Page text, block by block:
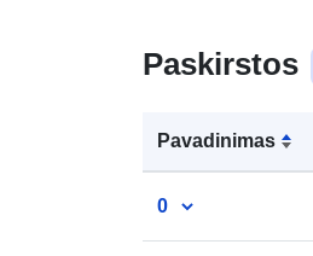
Paskirstos
Pavadinimas
0